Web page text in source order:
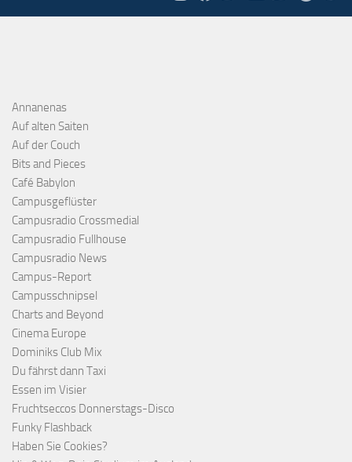
Annanenas
Auf alten Saiten
Auf der Couch
Bits and Pieces
Café Babylon
Campusgeflüster
Campusradio Crossmedial
Campusradio Fullhouse
Campusradio News
Campus-Report
Campusschnipsel
Charts and Beyond
Cinema Europe
Dominiks Club Mix
Du fährst dann Taxi
Essen im Visier
Fruchtseccos Donnerstags-Disco
Funky Flashback
Haben Sie Cookies?